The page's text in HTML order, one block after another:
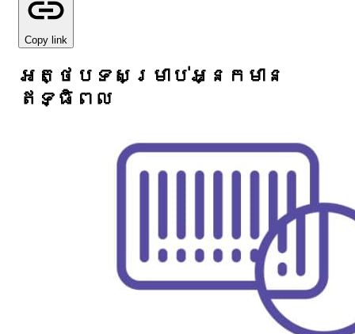
Copy link
អត្ថបទសម្រាប់អ្នកមាន
ឥទ្ធិពល